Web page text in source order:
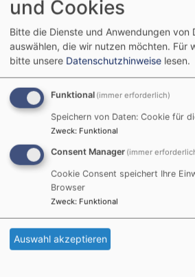
Prädikantin
Kirchengemeinde Bad
und Cookies
Bitte die Dienste und Anwendungen von
auswählen, die wir nutzen möchten. Für
bitte unsere Datenschutzhinweise lesen.
Funktional (immer erforderlich)
Speichern von Daten: Cookie für
Zweck: Funktional
Consent Manager (immer
Cookie Consent speichert Ihre
Browser
Zweck: Funktional
Auswahl akzeptieren